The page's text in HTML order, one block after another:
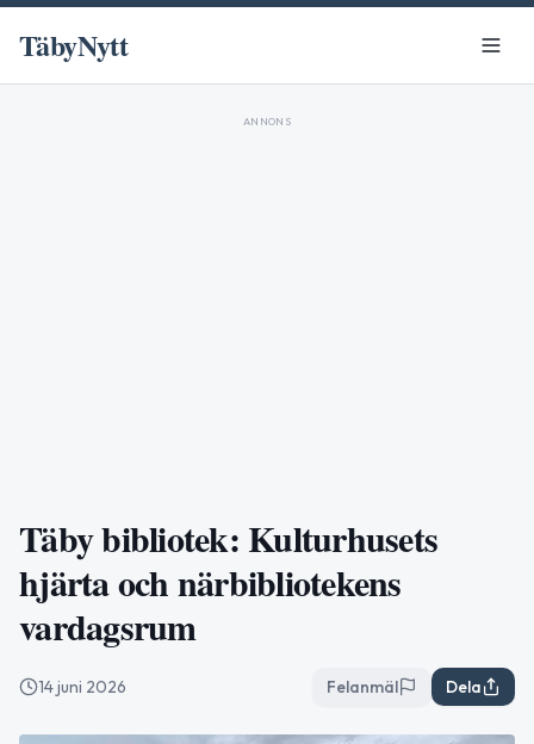
TäbyNytt
ANNONS
Täby bibliotek: Kulturhusets
hjärta och närbibliotekens
vardagsrum
14 juni 2026 Felanmäl Dela